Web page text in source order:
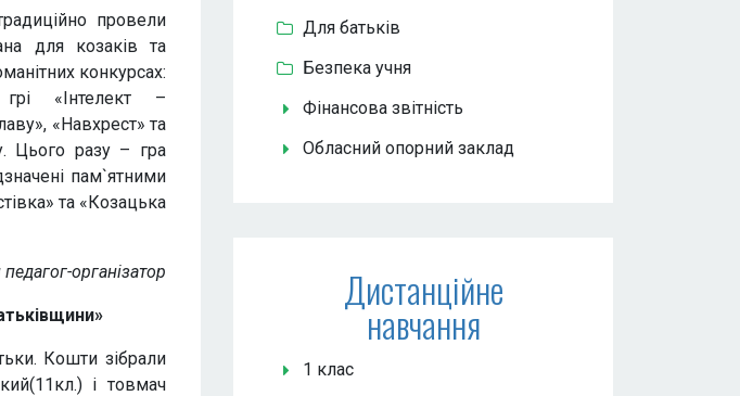
провели
для козаків та
конкурсах:
грі «Інтелект –
«Навхрест» та
Цього разу – гра
пам`ятними
та «Козацька
організатор
Кошти зібрали
і товмач
Для батьків
Безпека учня
Фінансова звітність
Обласний опорний заклад
Дистанційне
навчання
1 клас